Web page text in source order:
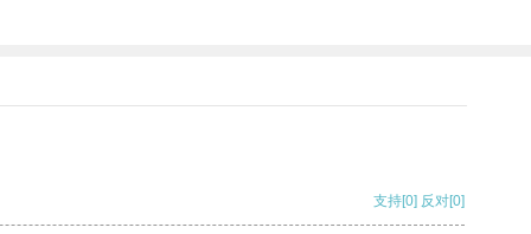
支持[0] 反对[0]